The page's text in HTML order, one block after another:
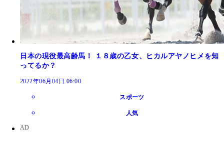
日本の現役最高齢馬！ １８歳の乙女、ヒカルアヤノヒメを知
ってるか？
2022年06月04日 06:00
スポーツ
人気